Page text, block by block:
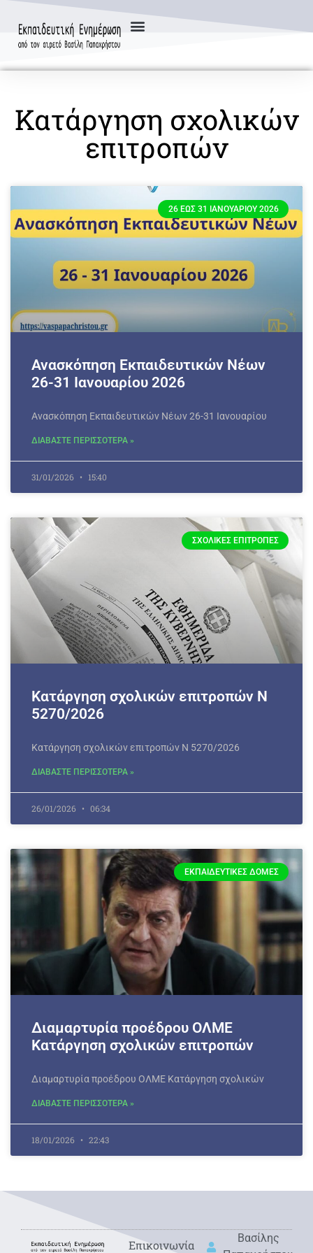
Κατάργηση σχολικών
επιτροπών
26 ΈΩΣ 31 ΙΑΝΟΥΑΡΊΟΥ 2026
Ανασκόπηση Εκπαιδευτικών Νέων
26-31 Ιανουαρίου 2026
Ανασκόπηση Εκπαιδευτικών Νέων 26-31 Ιανουαρίου
ΔΙΑΒΑΣΤΕ ΠΕΡΙΣΣΟΤΕΡΑ »
31/01/2026 15:40
ΣΧΟΛΙΚΈΣ ΕΠΙΤΡΟΠΈΣ
Κατάργηση σχολικών επιτροπών Ν
5270/2026
Κατάργηση σχολικών επιτροπών Ν 5270/2026
ΔΙΑΒΑΣΤΕ ΠΕΡΙΣΣΟΤΕΡΑ »
26/01/2026 06:34
ΕΚΠΑΙΔΕΥΤΙΚΈΣ ΔΟΜΈΣ
Διαμαρτυρία προέδρου ΟΛΜΕ
Κατάργηση σχολικών επιτροπών
Διαμαρτυρία προέδρου ΟΛΜΕ Κατάργηση σχολικών
ΔΙΑΒΑΣΤΕ ΠΕΡΙΣΣΟΤΕΡΑ »
18/01/2026 22:43
Eπικοινωνία
Βασίλης